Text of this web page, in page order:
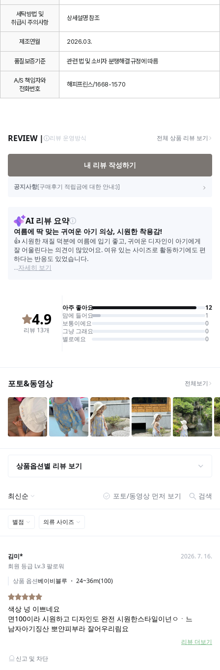
세탁방법 및
취급시 주의사항
상세설명 참조
제조연월 2026.03.
품질보증기준 관련 법 및 소비자 분쟁해결 규정에 따름
A/S 책임자와
전화번호
해피프린스/1668-1570